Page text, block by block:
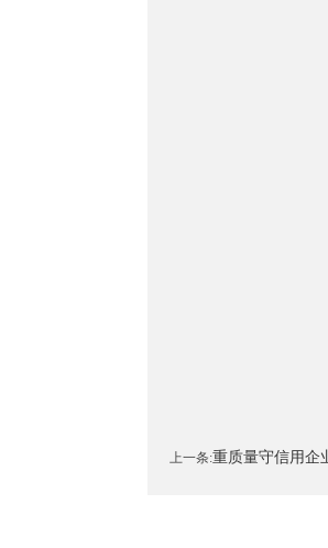
上一条:重质量守信用企